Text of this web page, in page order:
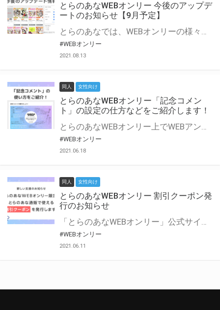
とらのあなWEBオンリー 今後のアップデ
ートのお知らせ【9月予定】
とらのあなでは、WEBオンリーの様々な支援を実施しています。 今回は2021年9月に実装を予定しているアップデート情報についてご紹介いたします。 とらのあなWEBオンリーサイトはこちら
#WEBオンリー
2021.08.13
同人 女性向け
とらのあなWEBオンリー「記念コメン
ト」の設定の仕方などをご紹介します！
とらのあなWEBオンリー上でWEBアンソロジーが作成できる「記念コメント」について、その使い方や作成手順を解説します！ 支援タイプを「サークル参加型」「サークル参加型・マルシェ(イベント会場)機能付き」でお申し込みいただいている主催者様はぜひご活用ください♪ とらのあなWEBオンリーサイトはこちら
#WEBオンリー
2021.06.18
同人 女性向け
とらのあなWEBオンリー 割引クーポン発
行のお知らせ
「とらのあなWEBオンリー」公式サイトでとらのあな通販の「割引クーポン」を配布中！ イベントごとに開催当日限定で使える割引クーポンのシリアルコードを発行します。 とらのあなWEBオンリーのページをチェックして、イベント当日にお得にお買い物を楽しみましょう♪ ※本キャンペーンは予告なく終了する場合がございます。 とらのあなWEBオンリーサイトはこちら
#WEBオンリー
2021.06.11